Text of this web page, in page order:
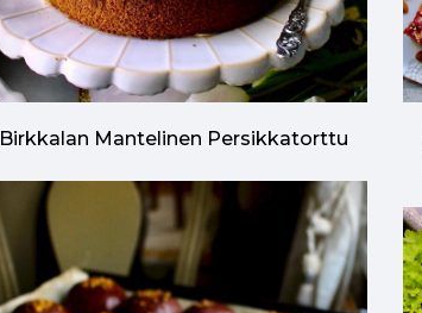
Birkkalan Mantelinen Persikkatorttu